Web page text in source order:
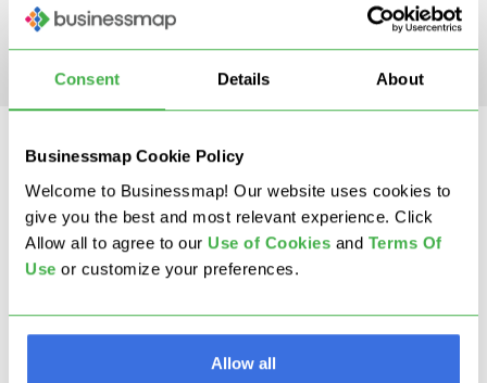
Consent Details About
Businessmap Cookie Policy
Welcome to Businessmap! Our website uses cookies to
give you the best and most relevant experience. Click
Allow all to agree to our Use of Cookies and Terms Of
Use or customize your preferences.
Allow all
Read more
STEP 4
WIP-Limits global festlegen